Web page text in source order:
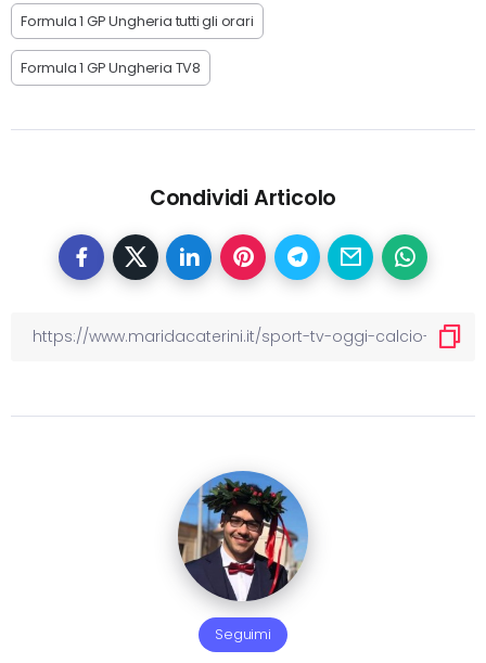
Formula 1 GP Ungheria tutti gli orari
Formula 1 GP Ungheria TV8
Condividi Articolo
Seguimi